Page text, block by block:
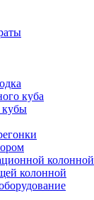
куба
кубы
колонной
колонной